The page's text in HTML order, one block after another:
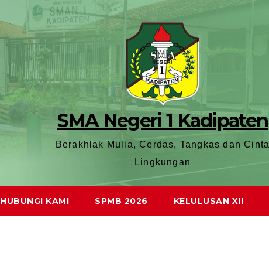
SMA Negeri 1 Kadipaten
Berakhlak Mulia, Cerdas, Tangkas dan Cinta
Lingkungan
HUBUNGI KAMI SPMB 2026 KELULUSAN XII